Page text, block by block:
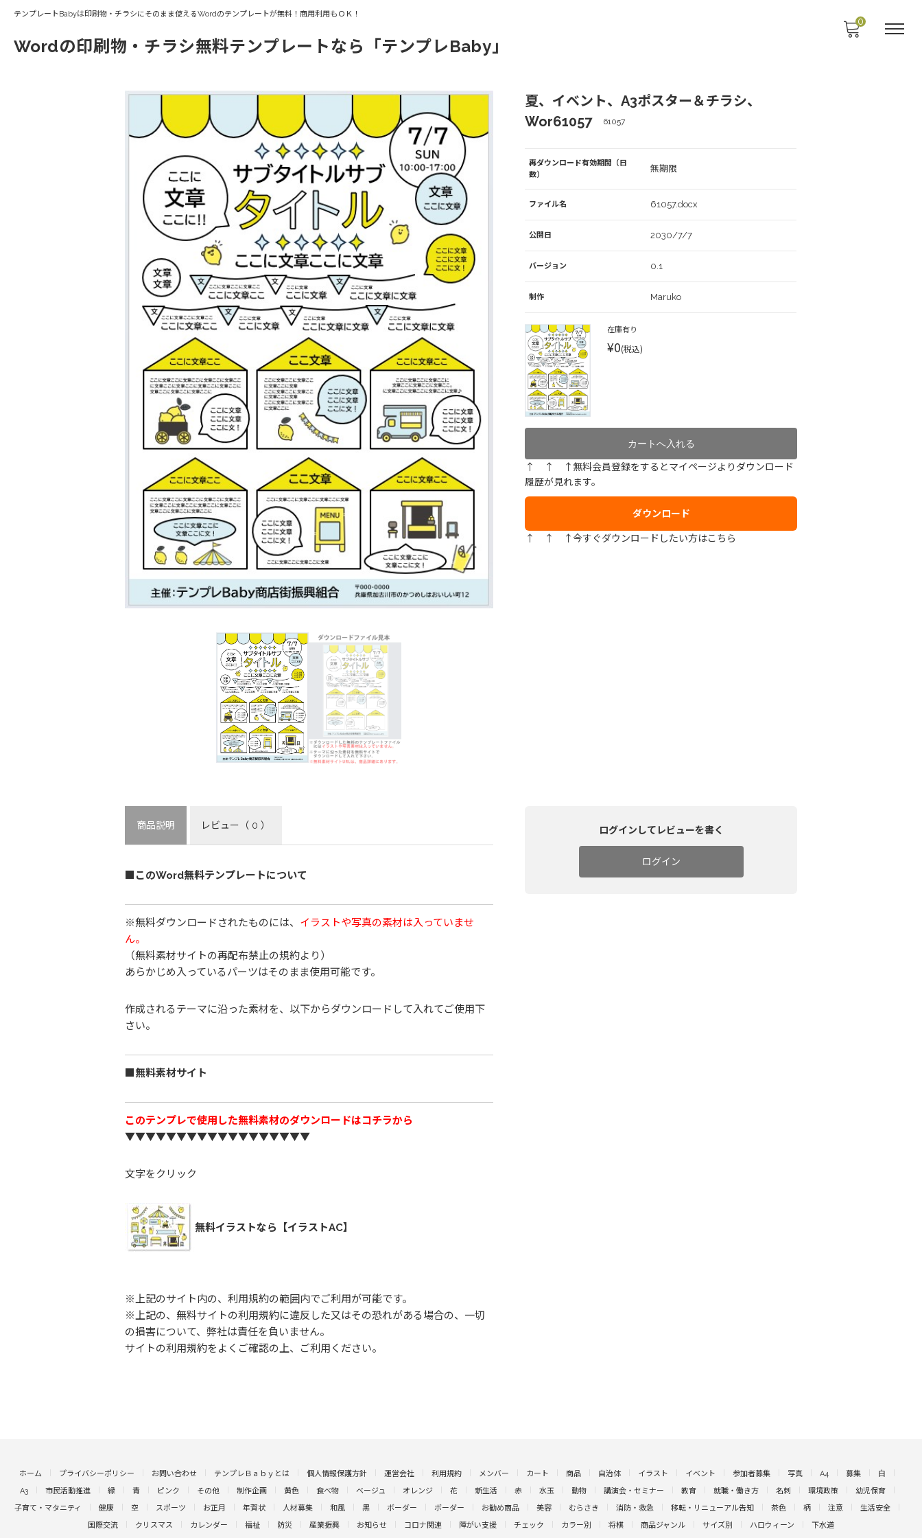
テンプレートBabyは印刷物・チラシにそのまま使えるWordのテンプレートが無料！商用利用もＯＫ！
Wordの印刷物・チラシ無料テンプレートなら「テンプレBaby」
0
夏、イベント、A3ポスター＆チラシ、
Wor61057
61057
再ダウンロード有効期間（日
数）
無期限
ファイル名 61057.docx
公開日 2030/7/7
バージョン 0.1
制作 Maruko
在庫有り
¥0(税込)
↑ ↑ ↑無料会員登録をするとマイページよりダウンロード
履歴が見れます。
ダウンロード
↑ ↑ ↑今すぐダウンロードしたい方はこちら
商品説明 レビュー （ 0 ）
■このWord無料テンプレートについて
※無料ダウンロードされたものには、 イラストや写真の素材は入っていませ
ん。
（無料素材サイトの再配布禁止の規約より）
あらかじめ入っているパーツはそのまま使用可能です。
作成されるテーマに沿った素材を、以下からダウンロードして入れてご使用下
さい。
■無料素材サイト
このテンプレで使用した無料素材のダウンロードはコチラから
▼▼▼▼▼▼▼▼▼▼▼▼▼▼▼▼▼▼
文字をクリック
無料イラストなら【イラストAC】
※上記のサイト内の、利用規約の範囲内でご利用が可能です。
※上記の、無料サイトの利用規約に違反した又はその恐れがある場合の、一切
の損害について、弊社は責任を負いません。
サイトの利用規約をよくご確認の上、ご利用ください。
ログインしてレビューを書く
ログイン
ホーム プライバシーポリシー お問い合わせ テンプレＢａｂｙとは 個人情報保護方針 運営会社 利用規約 メンバー カート 商品 自治体 イラスト イベント 参加者募集 写真 A4 募集
白
A3
市民活動推進 緑 青 ピンク その他 制作企画 黄色 食べ物 ベージュ オレンジ 花 新生活 赤 水玉 動物 講演会・セミナー 教育 就職・働き方 名刺 環境政策
幼児保育
子育て・マタニティ
健康 空 スポーツ お正月 年賀状 人材募集 和風 黒 ボーダー ボーダー お勧め商品 美容 むらさき 消防・救急 移転・リニューアル告知 茶色 柄 注意
生活安全
国際交流
クリスマス カレンダー 福祉 防災 産業振興 お知らせ コロナ関連 障がい支援 チェック カラー別 将棋 商品ジャンル サイズ別 ハロウィーン 下水道